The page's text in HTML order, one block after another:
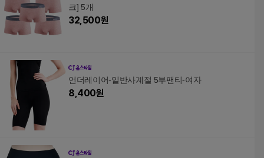
크] 5개
32,500원
언더레이어-일반사계절 5부팬티-여자
8,400원